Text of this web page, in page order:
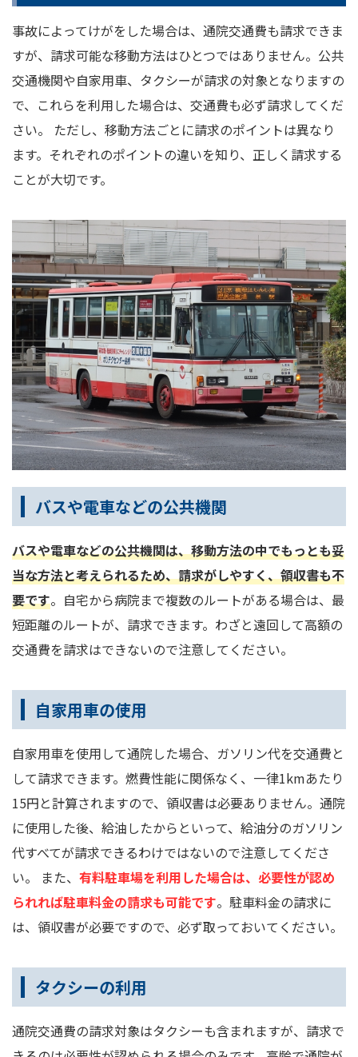
事故によってけがをした場合は、通院交通費も請求できま
すが、請求可能な移動方法はひとつではありません。公共
交通機関や自家用車、タクシーが請求の対象となりますの
で、これらを利用した場合は、交通費も必ず請求してくだ
さい。 ただし、移動方法ごとに請求のポイントは異なり
ます。それぞれのポイントの違いを知り、正しく請求する
ことが大切です。
バスや電車などの公共機関
バスや電車などの公共機関は、移動方法の中でもっとも妥
当な方法と考えられるため、請求がしやすく、領収書も不
要です。自宅から病院まで複数のルートがある場合は、最
短距離のルートが、請求できます。わざと遠回して高額の
交通費を請求はできないので注意してください。
自家用車の使用
自家用車を使用して通院した場合、ガソリン代を交通費と
して請求できます。燃費性能に関係なく、一律1kmあたり
15円と計算されますので、領収書は必要ありません。通院
に使用した後、給油したからといって、給油分のガソリン
代すべてが請求できるわけではないので注意してくださ
い。 また、 有料駐車場を利用した場合は、必要性が認め
られれば駐車料金の請求も可能です。駐車料金の請求に
は、領収書が必要ですので、必ず取っておいてください。
タクシーの利用
通院交通費の請求対象はタクシーも含まれますが、請求で